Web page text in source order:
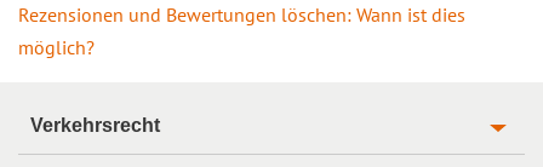
Rezensionen und Bewertungen löschen: Wann ist dies
möglich?
Verkehrsrecht